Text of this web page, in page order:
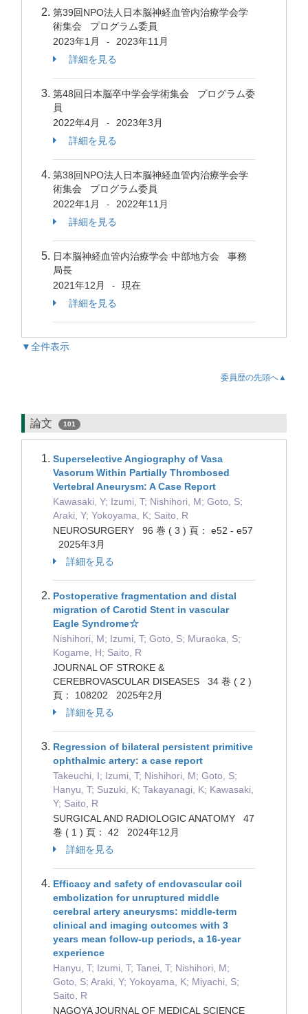
第39回NPO法人日本脳神経血管内治療学会学
術集会 プログラム委員
2023年1月
-
2023年11月
詳細を見る
第48回日本脳卒中学会学術集会 プログラム委
員
2022年4月
-
2023年3月
詳細を見る
第38回NPO法人日本脳神経血管内治療学会学
術集会 プログラム委員
2022年1月
-
2022年11月
詳細を見る
日本脳神経血管内治療学会 中部地方会 事務
局長
2021年12月
-
現在
詳細を見る
▼全件表示
委員歴の先頭へ▲
論文 101
Superselective Angiography of Vasa
Vasorum Within Partially Thrombosed
Vertebral Aneurysm: A Case Report
Kawasaki, Y; Izumi, T; Nishihori, M; Goto, S;
Araki, Y; Yokoyama, K; Saito, R
NEUROSURGERY 96 巻 ( 3 ) 頁： e52 - e57
2025年3月
詳細を見る
Postoperative fragmentation and distal
migration of Carotid Stent in vascular
Eagle Syndrome☆
Nishihori, M; Izumi, T; Goto, S; Muraoka, S;
Kogame, H; Saito, R
JOURNAL OF STROKE &
CEREBROVASCULAR DISEASES 34 巻 ( 2 )
頁： 108202 2025年2月
詳細を見る
Regression of bilateral persistent primitive
ophthalmic artery: a case report
Takeuchi, I; Izumi, T; Nishihori, M; Goto, S;
Hanyu, T; Suzuki, K; Takayanagi, K; Kawasaki,
Y; Saito, R
SURGICAL AND RADIOLOGIC ANATOMY 47
巻 ( 1 ) 頁： 42 2024年12月
詳細を見る
Efficacy and safety of endovascular coil
embolization for unruptured middle
cerebral artery aneurysms: middle-term
clinical and imaging outcomes with 3
years mean follow-up periods, a 16-year
experience
Hanyu, T; Izumi, T; Tanei, T; Nishihori, M;
Goto, S; Araki, Y; Yokoyama, K; Miyachi, S;
Saito, R
NAGOYA JOURNAL OF MEDICAL SCIENCE